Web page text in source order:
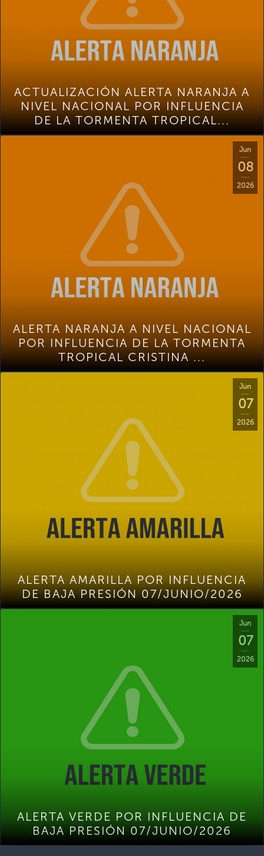
ACTUALIZACIÓN ALERTA NARANJA A
NIVEL NACIONAL POR INFLUENCIA
DE LA TORMENTA TROPICAL...
Jun
08
2026
ALERTA NARANJA A NIVEL NACIONAL
POR INFLUENCIA DE LA TORMENTA
TROPICAL CRISTINA ...
Jun
07
2026
ALERTA AMARILLA POR INFLUENCIA
DE BAJA PRESIÓN 07/JUNIO/2026
Jun
07
2026
ALERTA VERDE POR INFLUENCIA DE
BAJA PRESIÓN 07/JUNIO/2026